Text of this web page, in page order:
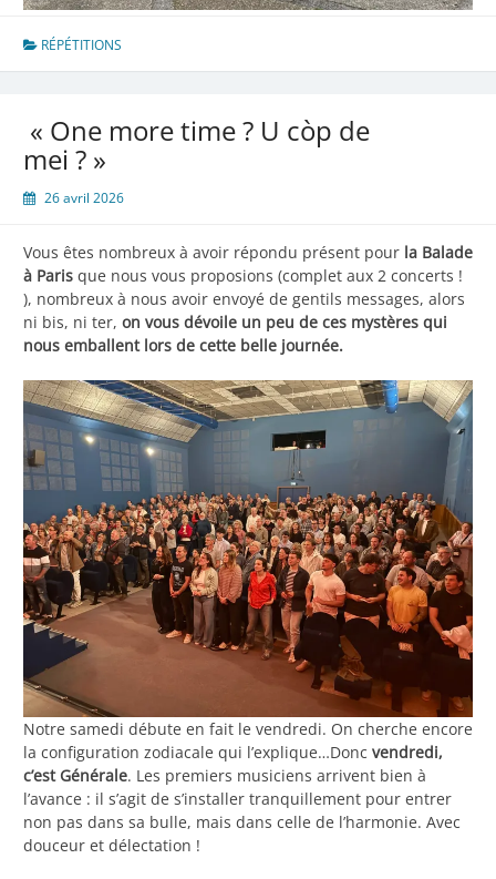
RÉPÉTITIONS
« One more time ? U còp de
mei ? »
26 avril 2026
Vous êtes nombreux à avoir répondu présent pour la Balade
à Paris que nous vous proposions (complet aux 2 concerts !
), nombreux à nous avoir envoyé de gentils messages, alors
ni bis, ni ter, on vous dévoile un peu de ces mystères qui
nous emballent lors de cette belle journée.
Notre samedi débute en fait le vendredi. On cherche encore
la configuration zodiacale qui l’explique…Donc vendredi,
c’est Générale. Les premiers musiciens arrivent bien à
l’avance : il s’agit de s’installer tranquillement pour entrer
non pas dans sa bulle, mais dans celle de l’harmonie. Avec
douceur et délectation !